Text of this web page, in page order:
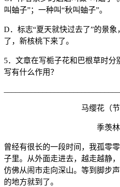
叫蚰子”；一种叫“秋叫蚰子”。
D．标志“夏天就快过去了”的景
了，新核桃下来了。
5．文章在写栀子花和巴根草时
写有什么作用？
马缨花（节
季羡林
曾经有很长的一段时间，我孤零
子里。从外面走进去，越走越静
仿佛从闹市走向深山。等到脚步
的地方就到了。